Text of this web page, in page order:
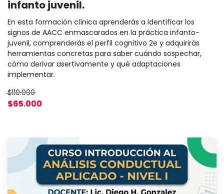
infanto juvenil.
En esta formación clínica aprenderás a identificar los
signos de AACC enmascarados en la práctica infanto-
juvenil, comprenderás el perfil cognitivo 2e y adquirirás
herramientas concretas para saber cuándo sospechar,
cómo derivar asertivamente y qué adaptaciones
implementar.
$110.000
$65.000